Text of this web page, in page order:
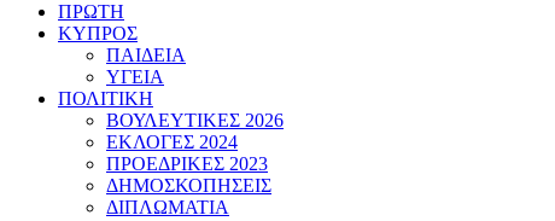
ΠΡΩΤΗ
ΚΥΠΡΟΣ
ΠΑΙΔΕΙΑ
ΥΓΕΙΑ
ΠΟΛΙΤΙΚΗ
ΒΟΥΛΕΥΤΙΚΕΣ 2026
ΕΚΛΟΓΕΣ 2024
ΠΡΟΕΔΡΙΚΕΣ 2023
ΔΗΜΟΣΚΟΠΗΣΕΙΣ
ΔΙΠΛΩΜΑΤΙΑ